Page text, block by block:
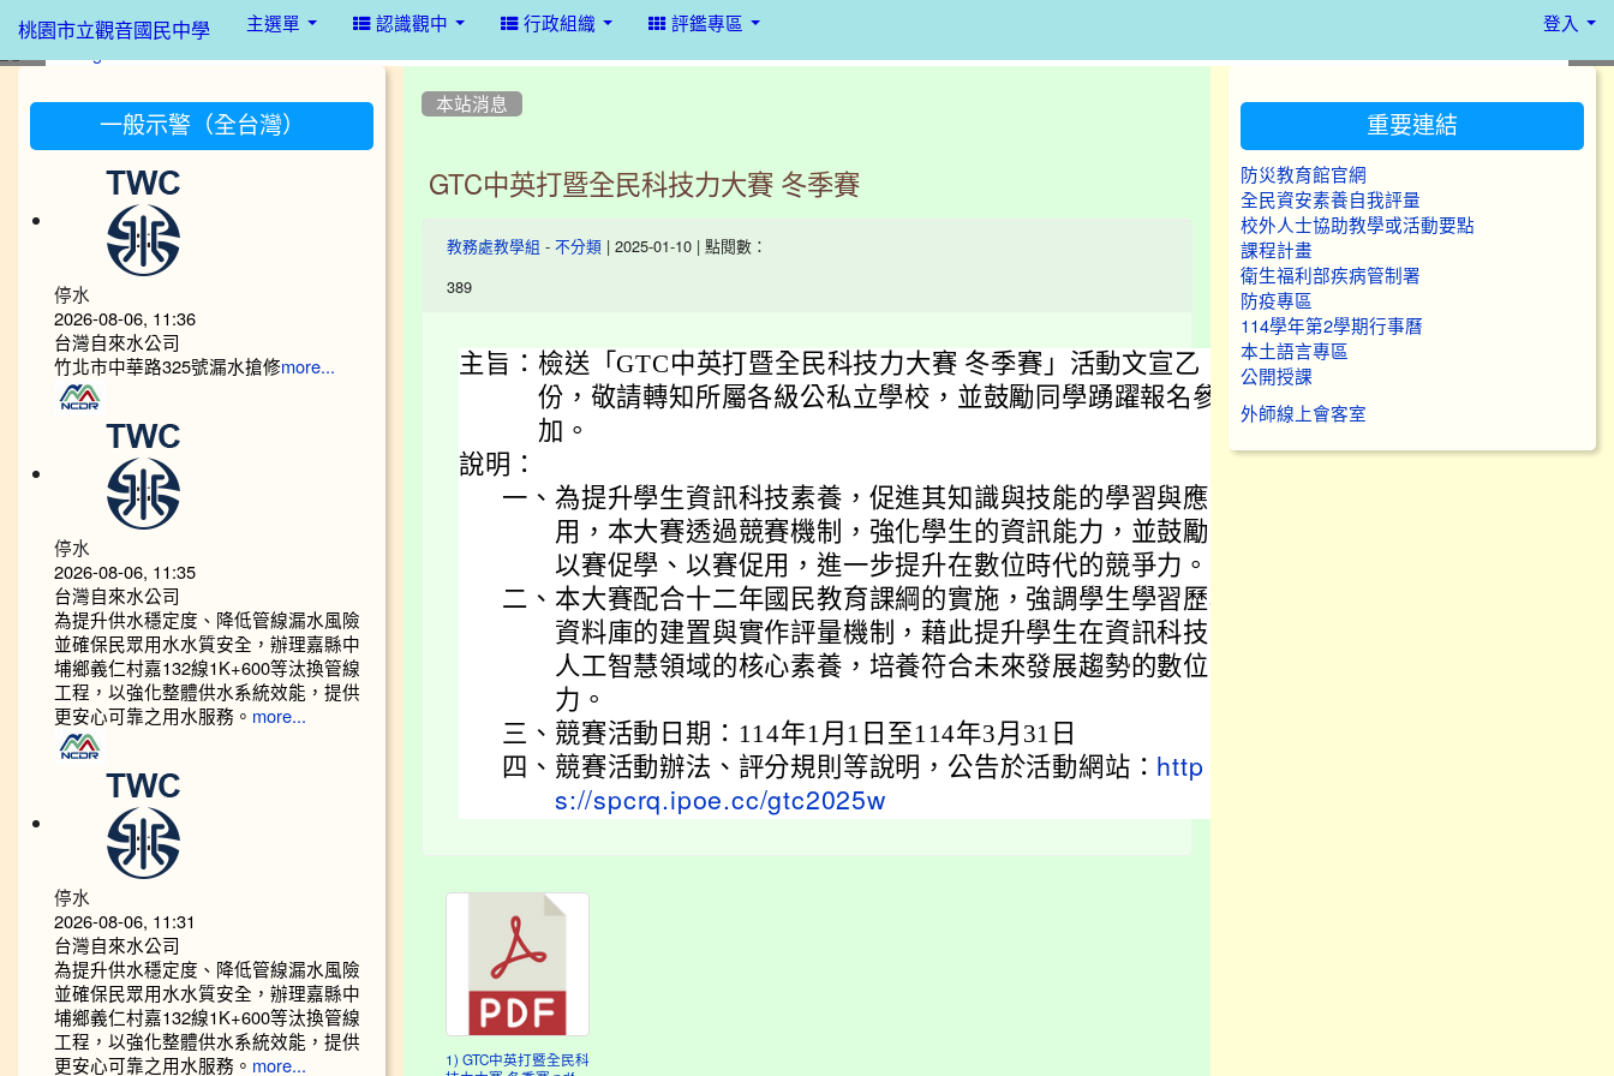
桃園市立觀音國民中學 主選單 認識觀中 行政組織 評鑑專區 登入
本站消息
GTC中英打暨全民科技力大賽 冬季賽
教務處教學組 - 不分類 | 2025-01-10 | 點閱數：
389
主旨： 檢送「GTC中英打暨全民科技力大賽 冬季賽」活動文宣乙
份，敬請轉知所屬各級公私立學校，並鼓勵同學踴躍報名參
加。
說明：
一、 為提升學生資訊科技素養，促進其知識與技能的學習與應
用，本大賽透過競賽機制，強化學生的資訊能力，並鼓勵其
以賽促學、以賽促用，進一步提升在數位時代的競爭力。
二、 本大賽配合十二年國民教育課綱的實施，強調學生學習歷程
資料庫的建置與實作評量機制，藉此提升學生在資訊科技與
人工智慧領域的核心素養，培養符合未來發展趨勢的數位能
力。
三、 競賽活動日期：114年1月1日至114年3月31日
四、 競賽活動辦法、評分規則等說明，公告於活動網站： http
s://spcrq.ipoe.cc/gtc2025w
1) GTC中英打暨全民科
一般示警（全台灣）
停水
2026-08-06, 11:36
台灣自來水公司
竹北市中華路325號漏水搶修more...
停水
2026-08-06, 11:35
台灣自來水公司
為提升供水穩定度、降低管線漏水風險
並確保民眾用水水質安全，辦理嘉縣中
埔鄉義仁村嘉132線1K+600等汰換管線
工程，以強化整體供水系統效能，提供
更安心可靠之用水服務。 more...
停水
2026-08-06, 11:31
台灣自來水公司
為提升供水穩定度、降低管線漏水風險
並確保民眾用水水質安全，辦理嘉縣中
埔鄉義仁村嘉132線1K+600等汰換管線
工程，以強化整體供水系統效能，提供
更安心可靠之用水服務。 more...
重要連結
防災教育館官網
全民資安素養自我評量
校外人士協助教學或活動要點
課程計畫
衛生福利部疾病管制署
防疫專區
114學年第2學期行事曆
本土語言專區
公開授課
外師線上會客室